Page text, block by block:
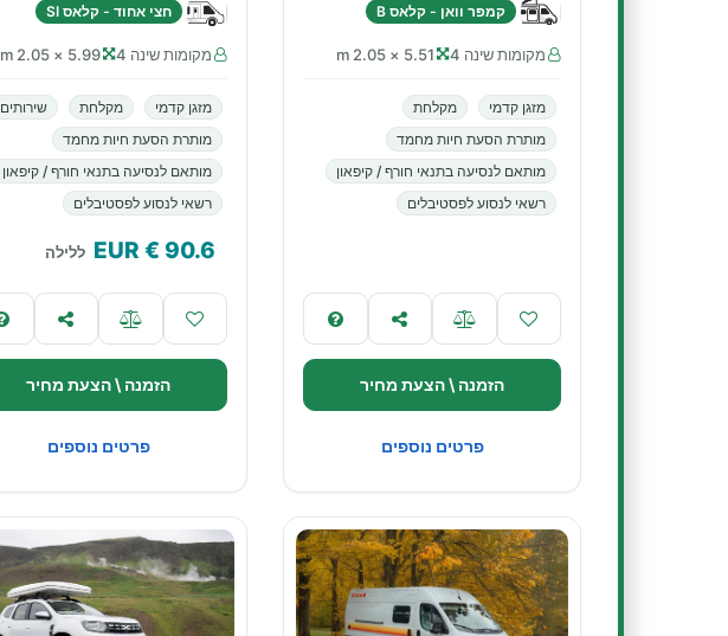
קמפר וואן - קלאס B
מקומות שינה 4 5.51 × 2.05 m
מזגן קדמי
מקלחת
מותרת הסעת חיות מחמד
מותאם לנסיעה בתנאי חורף / קיפאון
רשאי לנסוע לפסטיבלים
הזמנה \ הצעת מחיר
פרטים נוספים
חצי אחוד - קלאס SI
מקומות שינה 4 5.99 × 2.05 m
מזגן קדמי מקלחת
שירותים
מותרת הסעת חיות מחמד
מותאם לנסיעה בתנאי חורף / קיפאון
רשאי לנסוע לפסטיבלים
90.6
€ EUR ללילה
הזמנה \ הצעת מחיר
פרטים נוספים